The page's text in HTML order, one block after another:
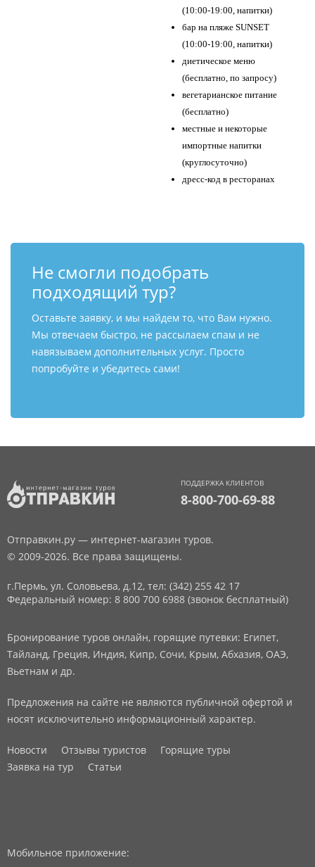
(10:00-19:00, напитки)
бар на пляже SUNSET
(10:00-19:00, напитки)
диетическое меню
(бесплатно, по запросу)
вегетарианское питание
(бесплатно)
местные и некоторые
импортные напитки
(круглосуточно)
дресс-код в ресторанах
Не смогли подобрать
подходящий тур?
Оставьте заявку, и мы найдем то, что Вам нужно.
Мы отвечаем быстро, не рассылаем спам и не
навязываем дополнительных услуг. Просто
попробуйте и убедитесь сами!
ПОДДЕРЖКА КЛИЕНТОВ
8-800-700-69-88
Отправкин.ру — интернет-магазин туров.
© 2009-2026. Все права защищены.
г.Пермь, ул. Соловьева, д.12, тел: (342) 255 42 17
Федеральный номер: 8 800 700 6988 (звонок бесплатный)
Бронирование туров онлайн, горящие путевки: Египет,
Тайланд, Греция, Индия, Кипр, Сочи, Крым, Абхазия, ОАЭ,
Вьетнам и др.
Предложения на сайте не являются публичной офертой и
носят исключительно информационный характер.
Новости Отзывы туристов
Горящие туры
Заявка на тур
Статьи
Мобильное приложение: